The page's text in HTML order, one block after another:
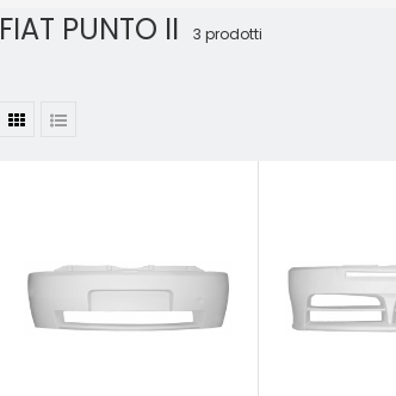
FIAT PUNTO II 3 prodotti